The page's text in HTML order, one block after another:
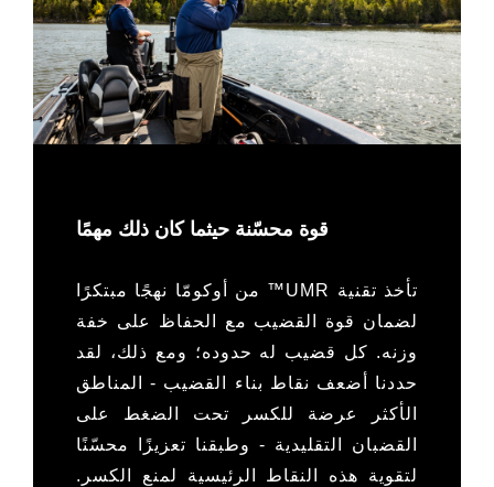
قوة محسّنة حيثما كان ذلك مهمًا
تأخذ تقنية UMR™ من أوكومّا نهجًا مبتكرًا
لضمان قوة القضيب مع الحفاظ على خفة
وزنه. كل قضيب له حدوده؛ ومع ذلك، لقد
حددنا أضعف نقاط بناء القضيب - المناطق
الأكثر عرضة للكسر تحت الضغط على
القضبان التقليدية - وطبقنا تعزيزًا محسّنًا
لتقوية هذه النقاط الرئيسية لمنع الكسر.